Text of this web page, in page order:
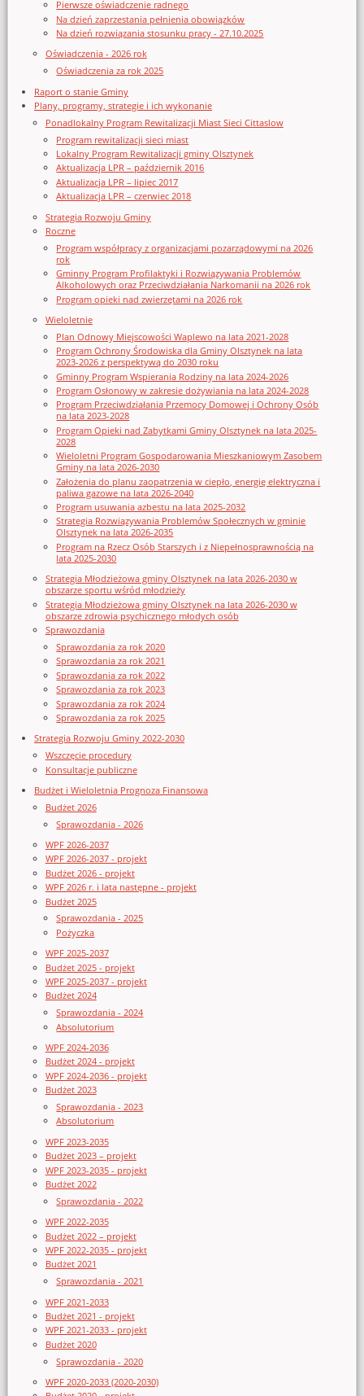
Pierwsze oświadczenie radnego
Na dzień zaprzestania pełnienia obowiązków
Na dzień rozwiązania stosunku pracy - 27.10.2025
Oświadczenia - 2026 rok
Oświadczenia za rok 2025
Raport o stanie Gminy
Plany, programy, strategie i ich wykonanie
Ponadlokalny Program Rewitalizacji Miast Sieci Cittaslow
Program rewitalizacji sieci miast
Lokalny Program Rewitalizacji gminy Olsztynek
Aktualizacja LPR – październik 2016
Aktualizacja LPR – lipiec 2017
Aktualizacja LPR – czerwiec 2018
Strategia Rozwoju Gminy
Roczne
Program współpracy z organizacjami pozarządowymi na 2026
rok
Gminny Program Profilaktyki i Rozwiązywania Problemów
Alkoholowych oraz Przeciwdziałania Narkomanii na 2026 rok
Program opieki nad zwierzętami na 2026 rok
Wieloletnie
Plan Odnowy Miejscowości Waplewo na lata 2021-2028
Program Ochrony Środowiska dla Gminy Olsztynek na lata
2023-2026 z perspektywą do 2030 roku
Gminny Program Wspierania Rodziny na lata 2024-2026
Program Osłonowy w zakresie dożywiania na lata 2024-2028
Program Przeciwdziałania Przemocy Domowej i Ochrony Osób
na lata 2023-2028
Program Opieki nad Zabytkami Gminy Olsztynek na lata 2025-
2028
Wieloletni Program Gospodarowania Mieszkaniowym Zasobem
Gminy na lata 2026-2030
Założenia do planu zaopatrzenia w ciepło, energię elektryczna i
paliwa gazowe na lata 2026-2040
Program usuwania azbestu na lata 2025-2032
Strategia Rozwiązywania Problemów Społecznych w gminie
Olsztynek na lata 2026-2035
Program na Rzecz Osób Starszych i z Niepełnosprawnością na
lata 2025-2030
Strategia Młodzieżowa gminy Olsztynek na lata 2026-2030 w
obszarze sportu wśród młodzieży
Strategia Młodzieżowa gminy Olsztynek na lata 2026-2030 w
obszarze zdrowia psychicznego młodych osób
Sprawozdania
Sprawozdania za rok 2020
Sprawozdania za rok 2021
Sprawozdania za rok 2022
Sprawozdania za rok 2023
Sprawozdania za rok 2024
Sprawozdania za rok 2025
Strategia Rozwoju Gminy 2022-2030
Wszczęcie procedury
Konsultacje publiczne
Budżet i Wieloletnia Prognoza Finansowa
Budżet 2026
Sprawozdania - 2026
WPF 2026-2037
WPF 2026-2037 - projekt
Budżet 2026 - projekt
WPF 2026 r. i lata następne - projekt
Budżet 2025
Sprawozdania - 2025
Pożyczka
WPF 2025-2037
Budżet 2025 - projekt
WPF 2025-2037 - projekt
Budżet 2024
Sprawozdania - 2024
Absolutorium
WPF 2024-2036
Budżet 2024 - projekt
WPF 2024-2036 - projekt
Budżet 2023
Sprawozdania - 2023
Absolutorium
WPF 2023-2035
Budżet 2023 – projekt
WPF 2023-2035 - projekt
Budżet 2022
Sprawozdania - 2022
WPF 2022-2035
Budżet 2022 – projekt
WPF 2022-2035 - projekt
Budżet 2021
Sprawozdania - 2021
WPF 2021-2033
Budżet 2021 - projekt
WPF 2021-2033 - projekt
Budżet 2020
Sprawozdania - 2020
WPF 2020-2033 (2020-2030)